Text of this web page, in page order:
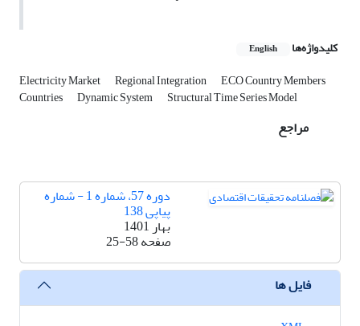
کلیدواژه‌ها English
Electricity Market Regional Integration ECO Country Members
Countries Dynamic System Structural Time Series Model
مراجع
دوره 57، شماره 1 - شماره
پیاپی 138
بهار 1401
صفحه25-58
فایل ها